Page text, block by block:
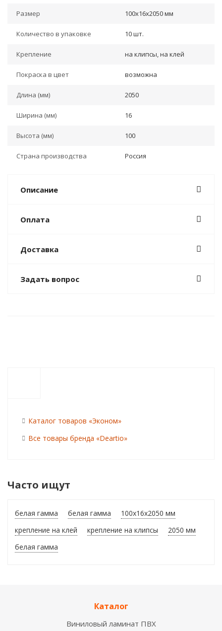
Размер 100x16x2050 мм
Количество в упаковке 10 шт.
Крепление на клипсы, на клей
Покраска в цвет возможна
Длина (мм) 2050
Ширина (мм) 16
Высота (мм) 100
Страна производства Россия
Описание
Оплата
Доставка
Задать вопрос
Каталог товаров «Эконом»
Все товары бренда «Deartio»
Часто ищут
белая гамма белая гамма
100x16x2050 мм
крепление на клей
крепление на клипсы
2050 мм
белая гамма
Каталог
Виниловый ламинат ПВХ